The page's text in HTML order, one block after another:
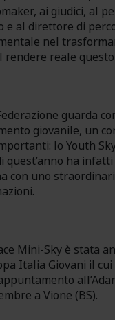
ai giudici, al
e al direttore di
nel
reale questo
guarda
giovanile, un
lo Youth
quest’anno ha
con uno
Mini-Sky è stata
Italia Giovani il
a Vione (BS).